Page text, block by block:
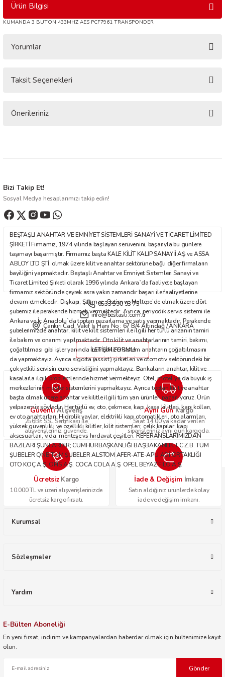
Ürün Bilgisi
KUMANDA 3 BUTON 433MHZ AES PCF7961 TRANSPONDER
Yorumlar
Bu ürüne ilk yorumu siz yapın!
Taksit Seçenekleri
Önerileriniz
Ürün resmi kalitesiz, bozuk veya görüntülenemiyor.
Ürün açıklamasında eksik bilgiler bulunuyor.
Ürün bilgilerinde hatalar bulunuyor.
Bu ürüne benzer farklı alternatifler olmalı.
Gönder
Bizi Takip Et!
Sosyal Medya hesaplarımızı takip edin!
BEŞTAŞLI ANAHTAR VE EMNİYET SİSTEMLERİ SANAYİ VE TİCARET LİMİTED
ŞİRKETİ Firmamız, 1974 yılında başlayan serüvenini, başarıyla bu günlere
taşımayı başarmıştır. Firmamız başta KALE KİLİT KALIP SANAYİİ AŞ ve ASSA
ABLOY LTD ŞTİ. olmak üzere kilit ve anahtar sektörüne bağlı diğer firmaların
bayiliğini yapmaktadır. Beştaşlı Anahtar ve Emniyet Sistemleri Sanayi ve
Ticaret Limited Şirketi olarak 1996 yılında Ankara`da faaliyete başlayan
firmamız sektöründe çeyrek asra yakın zamandır başarı ile faaliyetlerine
devam etmektedir. Dışkapı, Şaşmaz, Ostim ve Maltepe’de olmak üzere dört
şubemiz ile perakende hizmeti vermektedir. Ayrıca, periyodik servis sistemi ile
Ankara ve İç Anadolu`da toptan pazarlama ve satış yapmaktadır. Perakende
şubelerimizde anahtar, kilit ve kilit sistemleri ile ilgili her türlü arızanın tamiri
ile bakım ve onarımı yapılmaktadır. Oto kilit ve anahtarlarının tamiri, bakımı,
çoğaltılması gibi işler yanında immobilizer sistem anahtarın çoğaltılmasını
da yapmaktayız. Ayrıca sigorta (assist) şirketleri ve otomotiv sektöründeki bir
çok yetkili servisin euro servisliğini yapmaktayız. Bankaların anahtar, kilit ve
kasalarla ilgili problemlerinde hizmet vermekteyiz. Otel, motel ya da büyük iş
merkezlerinin master sistemlerini yapmaktayız. Ayrıca toptan kilit ve anahtar
başta olmak üzere anahtar ve kilitle ilgili tüm yan ürünleri pazarlıyoruz. Ürün
yelpazemiz şöyledir: Her türlü ev, oto, çekmece, kapı, kasa kilitleri, kapı kolları,
ev oto anahtarları. Hidrolik yaylar, elektrikli kapı otomatikleri, oto alarmları,
yüksek güvenlikli ve özellikli kilitler, kilit sistemleri; çelik kapılar, kapı
aksesuarları, vida, menteşe vs hırdavat çeşitleri. REFERANSLARIMIZDAN
BAZILARI ŞUNLARDIR; CUMHURBAŞKANLIĞI BAŞBAKANLIK T.C.Z.B. TÜM
ŞUBELER QNB TÜM ŞUBELER ALSTOM AFER-ATE-APU ADİ ORTAKLIĞI
OTO KOÇ A.Ş. OPİS A.Ş. COCA COLA A.Ş. OPEL BEYAZ FİLO A.Ş.
0533 590 93 75
info@bestasli.com.tr
Çankırı Cad. Vakıf İş Hanı No : 67 B/4 Altındağ / ANKARA
İLETİŞİM FORMU
GüvenliAlışveriş
256Bit SSL Sertifikası ile
alışverişleriniz güvende.
Aynı GünKargo
Saat 14.00'ya kadar verilen
siparişleriniz aynı gün kargoda.
Ücretsiz Kargo
10.000 TL ve üzeri alışverişlerinizde
ücretsiz kargo fırsatı.
İade & Değişim İmkanı
Satın aldığınız ürünlerde kolay
iade ve değişim imkanı.
Kurumsal
Sözleşmeler
Yardım
E-Bülten Aboneliği
En yeni fırsat, indirim ve kampanyalardan haberdar olmak için bültenimize kayıt
olun.
Gönder